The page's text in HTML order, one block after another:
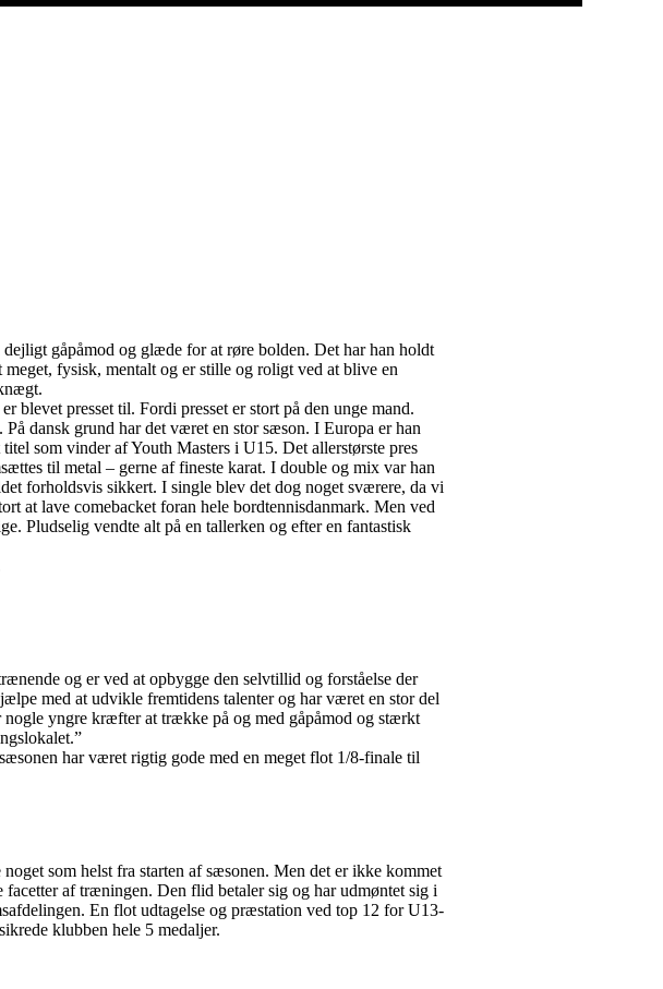
gåpåmod og glæde for at røre bolden. Det har han holdt
fysisk, mentalt og er stille og roligt ved at blive en
blevet presset til. Fordi presset er stort på den unge mand.
dansk grund har det været en stor sæson. I Europa er han
som vinder af Youth Masters i U15. Det allerstørste pres
til metal – gerne af fineste karat. I double og mix var han
forholdsvis sikkert. I single blev det dog noget sværere, da vi
at lave comebacket foran hele bordtennisdanmark. Men ved
Pludselig vendte alt på en tallerken og efter en fantastisk
og er ved at opbygge den selvtillid og forståelse der
med at udvikle fremtidens talenter og har været en stor del
yngre kræfter at trække på og med gåpåmod og stærkt
har været rigtig gode med en meget flot 1/8-finale til
som helst fra starten af sæsonen. Men det er ikke kommet
facetter af træningen. Den flid betaler sig og har udmøntet sig i
En flot udtagelse og præstation ved top 12 for U13-
klubben hele 5 medaljer.